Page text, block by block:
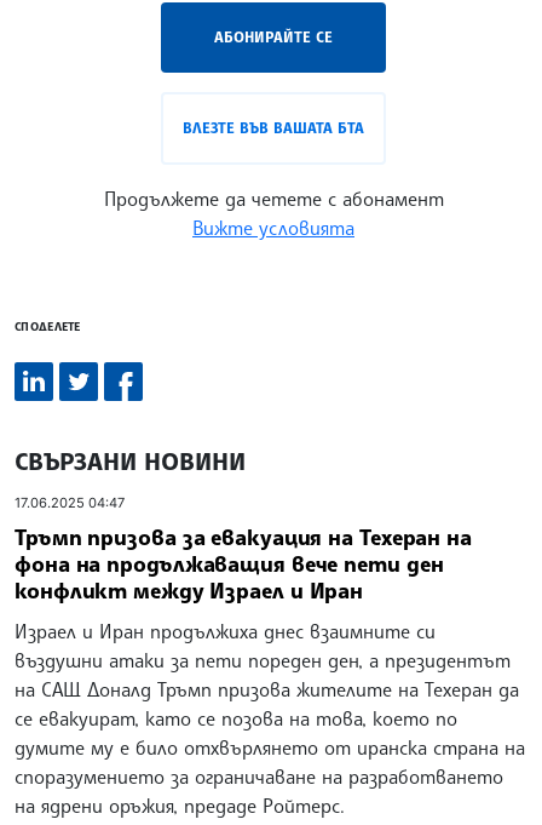
АБОНИРАЙТЕ СЕ
ВЛЕЗТЕ ВЪВ ВАШАТА БТА
Продължете да четете с абонамент
Вижте условията
СПОДЕЛЕТЕ
СВЪРЗАНИ НОВИНИ
17.06.2025 04:47
Тръмп призова за евакуация на Техеран на
фона на продължаващия вече пети ден
конфликт между Израел и Иран
Израел и Иран продължиха днес взаимните си
въздушни атаки за пети пореден ден, а президентът
на САЩ Доналд Тръмп призова жителите на Техеран да
се евакуират, като се позова на това, което по
думите му е било отхвърлянето от иранска страна на
споразумението за ограничаване на разработването
на ядрени оръжия, предаде Ройтерс.